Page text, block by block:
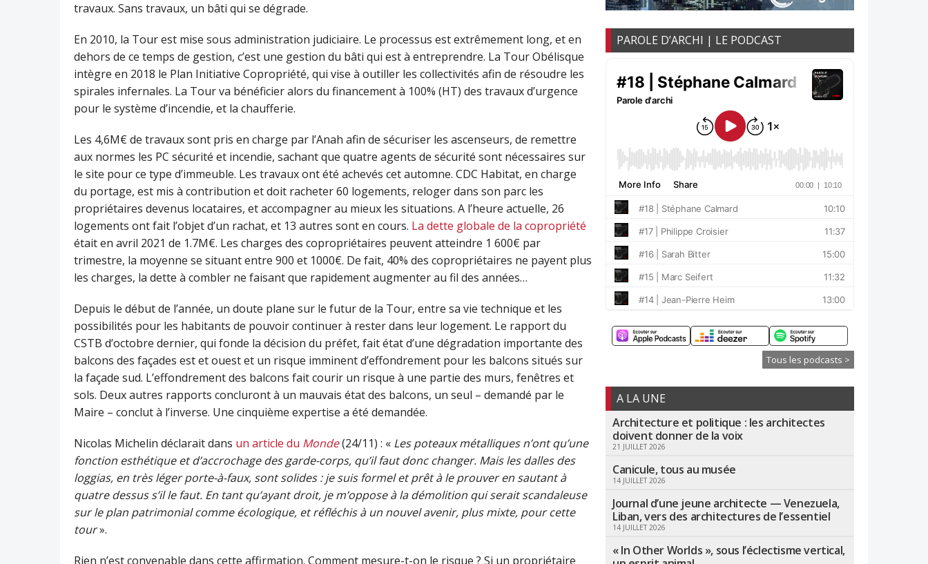
travaux. Sans travaux, un bâti qui se dégrade.
En 2010, la Tour est mise sous administration judiciaire. Le processus est extrêmement long, et en
dehors de ce temps de gestion, c’est une gestion du bâti qui est à entreprendre. La Tour Obélisque
intègre en 2018 le Plan Initiative Copropriété, qui vise à outiller les collectivités afin de résoudre les
spirales infernales. La Tour va bénéficier alors du financement à 100% (HT) des travaux d’urgence
pour le système d’incendie, et la chaufferie.
Les 4,6M€ de travaux sont pris en charge par l’Anah afin de sécuriser les ascenseurs, de remettre
aux normes les PC sécurité et incendie, sachant que quatre agents de sécurité sont nécessaires sur
le site pour ce type d’immeuble. Les travaux ont été achevés cet automne. CDC Habitat, en charge
du portage, est mis à contribution et doit racheter 60 logements, reloger dans son parc les
propriétaires devenus locataires, et accompagner au mieux les situations. A l’heure actuelle, 26
logements ont fait l’objet d’un rachat, et 13 autres sont en cours. La dette globale de la copropriété
était en avril 2021 de 1.7M€. Les charges des copropriétaires peuvent atteindre 1 600€ par
trimestre, la moyenne se situant entre 900 et 1000€. De fait, 40% des copropriétaires ne payent plus
les charges, la dette à combler ne faisant que rapidement augmenter au fil des années…
Depuis le début de l’année, un doute plane sur le futur de la Tour, entre sa vie technique et les
possibilités pour les habitants de pouvoir continuer à rester dans leur logement. Le rapport du
CSTB d’octobre dernier, qui fonde la décision du préfet, fait état d’une dégradation importante des
balcons des façades est et ouest et un risque imminent d’effondrement pour les balcons situés sur
la façade sud. L’effondrement des balcons fait courir un risque à une partie des murs, fenêtres et
sols. Deux autres rapports concluront à un mauvais état des balcons, un seul – demandé par le
Maire – conclut à l’inverse. Une cinquième expertise a été demandée.
Nicolas Michelin déclarait dans un article du Monde(24/11) : « Les poteaux métalliques n’ont qu’une
fonction esthétique et d’accrochage des garde-corps, qu’il faut donc changer. Mais les dalles des
loggias, en très léger porte-à-faux, sont solides : je suis formel et prêt à le prouver en sautant à
quatre dessus s’il le faut. En tant qu’ayant droit, je m’oppose à la démolition qui serait scandaleuse
sur le plan patrimonial comme écologique, et réfléchis à un nouvel avenir, plus mixte, pour cette
tour».
Rien n’est convenable dans cette affirmation. Comment mesure-t-on le risque ? Si un propriétaire
PAROLE D’ARCHI | LE PODCAST
Tous les podcasts >
A LA UNE
Architecture et politique : les architectes
doivent donner de la voix
21 JUILLET 2026
Canicule, tous au musée
14 JUILLET 2026
Journal d’une jeune architecte — Venezuela,
Liban, vers des architectures de l’essentiel
14 JUILLET 2026
« In Other Worlds », sous l’éclectisme vertical,